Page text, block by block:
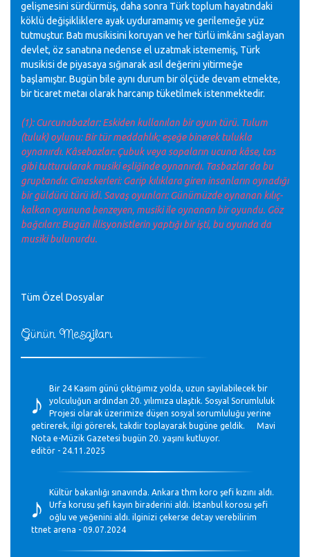
Günün Mesajları
♪
Bir 24 Kasım günü çıktığımız yolda, uzun sayılabilecek bir
yolculuğun ardından 20. yılımıza ulaştık. Sosyal Sorumluluk
Projesi olarak üzerimize düşen sosyal sorumluluğu yerine
getirerek, ilgi görerek, takdir toplayarak bugüne geldik. Mavi
Nota e-Müzik Gazetesi bugün 20. yaşını kutluyor.
editör - 24.11.2025
♪
Kültür bakanlığı sınavında. Ankara thm koro şefi kızını aldı.
Urfa korusu şefi kayın biraderini aldı. İstanbul korosu şefi
oğlu ve yeğenini aldı. ilginizi çekerse detay verebilirim
ttnet arena - 09.07.2024
gelişmesini sürdürmüş, daha sonra Türk toplum hayatındaki
köklü değişikliklere ayak uyduramamış ve gerilemeğe yüz
tutmuştur. Batı musikisini koruyan ve her türlü imkânı sağlayan
devlet, öz sanatına nedense el uzatmak istememiş, Türk
musikisi de piyasaya sığınarak asıl değerini yitirmeğe
başlamıştır. Bugün bile aynı durum bir ölçüde devam etmekte,
bir ticaret metaı olarak harcanıp tüketilmek istenmektedir.
(1): Curcunabazlar: Eskiden kullanılan bir oyun türü. Tulum
(tuluk) oylunu: Bir tür meddahlık; eşeğe binerek tulukla
oynanırdı. Kâsebazlar: Çubuk veya sopaların ucuna kâse, tas
gibi tutturularak musiki eşliğinde oynanırdı. Tasbazlar da bu
gruptandır. Cinaskerleri: Garip kılıklara giren insanların oynadığı
bir güldürü türü idi. Savaş oyunları: Günümüzde oynanan kılıç-
kalkan oyununa benzeyen, musiki ile oynanan bir oyundu. Göz
bağcıları: Bugün illisyonistlerin yaptığı bir işti, bu oyunda da
musiki bulunurdu.
Tüm Özel Dosyalar